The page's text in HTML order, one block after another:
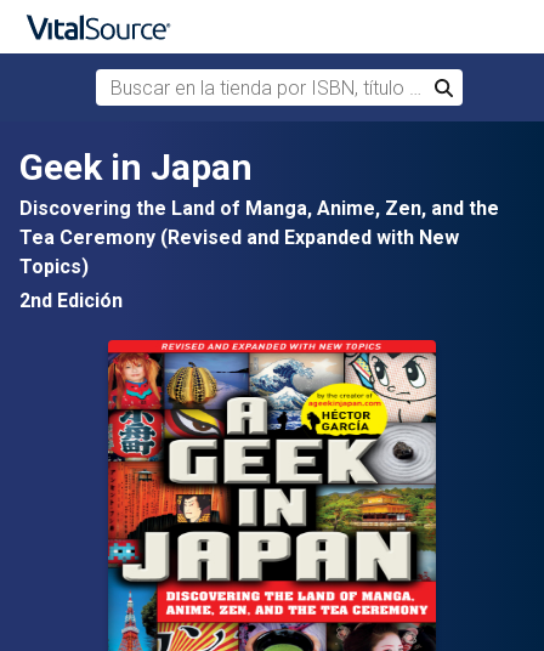
Saltar al contenido principal
Buscar en la tienda por ISBN, título o autor
Buscar
Geek in Japan
Discovering the Land of Manga, Anime, Zen, and the
Tea Ceremony (Revised and Expanded with New
Topics)
2nd Edición